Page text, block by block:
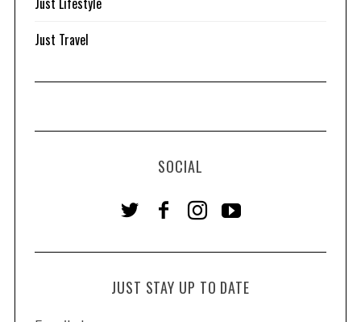
Just Travel
SOCIAL
JUST STAY UP TO DATE